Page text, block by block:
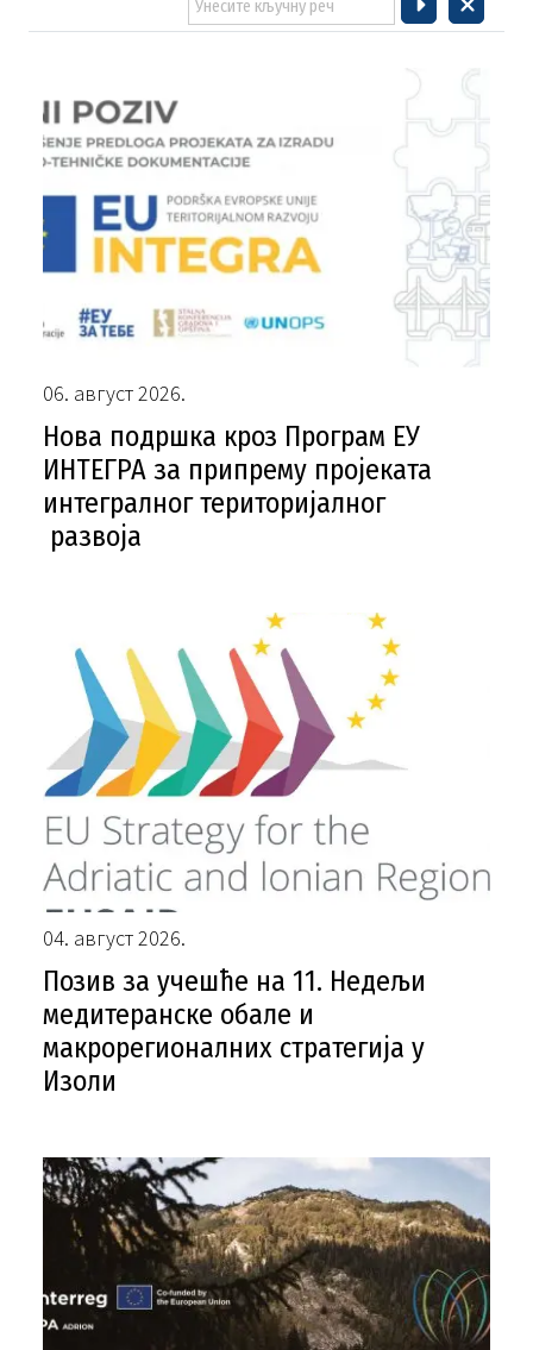
06. август 2026.
Нова подршка кроз Програм ЕУ
ИНТЕГРА за припрему пројеката
интегралног територијалног
развоја
04. август 2026.
Позив за учешће на 11. Недељи
медитеранске обале и
макрорегионалних стратегија у
Изоли